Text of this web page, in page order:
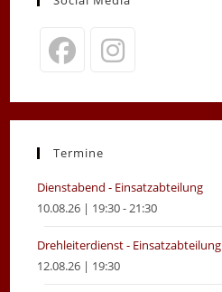
in
new
in
new
Termine
Dienstabend - Einsatzabteilung
10.08.26 | 19:30 - 21:30
Drehleiterdienst - Einsatzabteilung
12.08.26 | 19:30